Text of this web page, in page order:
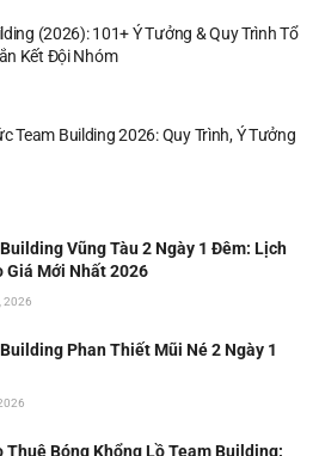
(2026): 101+ Ý Tưởng & Quy Trình Tổ
Kết Đội Nhóm
Team Building 2026: Quy Trình, Ý Tưởng
Vũng Tàu 2 Ngày 1 Đêm: Lịch
Giá Mới Nhất 2026
2026
Phan Thiết Mũi Né 2 Ngày 1
Thuê Bóng Khổng Lồ Team Building: